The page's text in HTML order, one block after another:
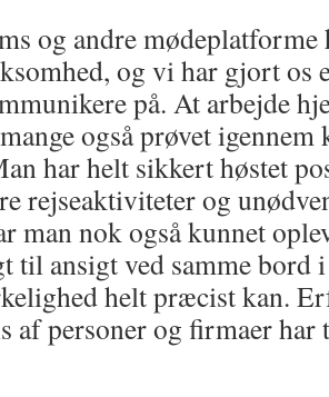
og andre
og vi har gjort os
på. At arbejde
også prøvet
har helt sikkert høstet
rejseaktiviteter og
man nok også kunnet
til ansigt ved samme bord
helt præcist kan.
af personer og firmaer